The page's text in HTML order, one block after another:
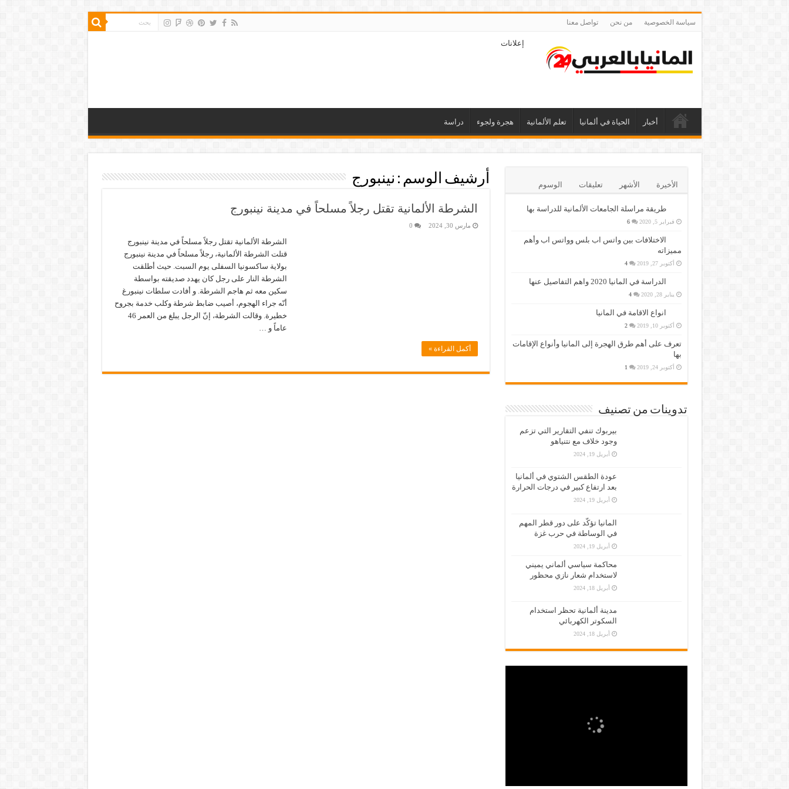
سياسة الخصوصية من نحن تواصل معنا
إعلانات
أخبار الحياة في ألمانيا تعلم الألمانية هجرة ولجوء دراسة
أرشيف الوسم : نينبورج
الشرطة الألمانية تقتل رجلاً مسلحاً في مدينة نينبورج
مارس 30, 2024 0
الشرطة الألمانية تقتل رجلاً مسلحاً في مدينة نينبورج
قتلت الشرطة الألمانية، رجلاً مسلحاً في مدينة نينبورج
بولاية ساكسونيا السفلى يوم السبت. حيث أطلقت
الشرطة النار على رجل كان يهدد صديقته بواسطة
سكين معه ثم هاجم الشرطة. و أفادت سلطات نينبورغ
أنّه جراء الهجوم، أصيب ضابط شرطة وكلب خدمة بجروح
خطيرة. وقالت الشرطة، إنّ الرجل يبلغ من العمر 46
عاماً و …
أكمل القراءة »
الأخيرة الأشهر تعليقات الوسوم
طريقة مراسلة الجامعات الألمانية للدراسة بها
فبراير 5, 2020 6
الاختلافات بين واتس اب بلس وواتس اب وأهم
مميزاته
أكتوبر 27, 2019 4
الدراسة في المانيا 2020 واهم التفاصيل عنها
يناير 28, 2020 4
انواع الاقامة في المانيا
أكتوبر 10, 2019 2
تعرف على أهم طرق الهجرة إلى المانيا وأنواع الإقامات
بها
أكتوبر 24, 2019 1
تدوينات من تصنيف
بيربوك تنفي التقارير التي تزعم
وجود خلاف مع نتنياهو
أبريل 19, 2024
عودة الطقس الشتوي في ألمانيا
بعد ارتفاع كبير في درجات الحرارة
أبريل 19, 2024
المانيا تؤكّد على دور قطر المهم
في الوساطة في حرب غزة
أبريل 19, 2024
محاكمة سياسي ألماني يميني
لاستخدام شعار نازي محظور
أبريل 18, 2024
مدينة ألمانية تحظر استخدام
السكوتر الكهربائي
أبريل 18, 2024